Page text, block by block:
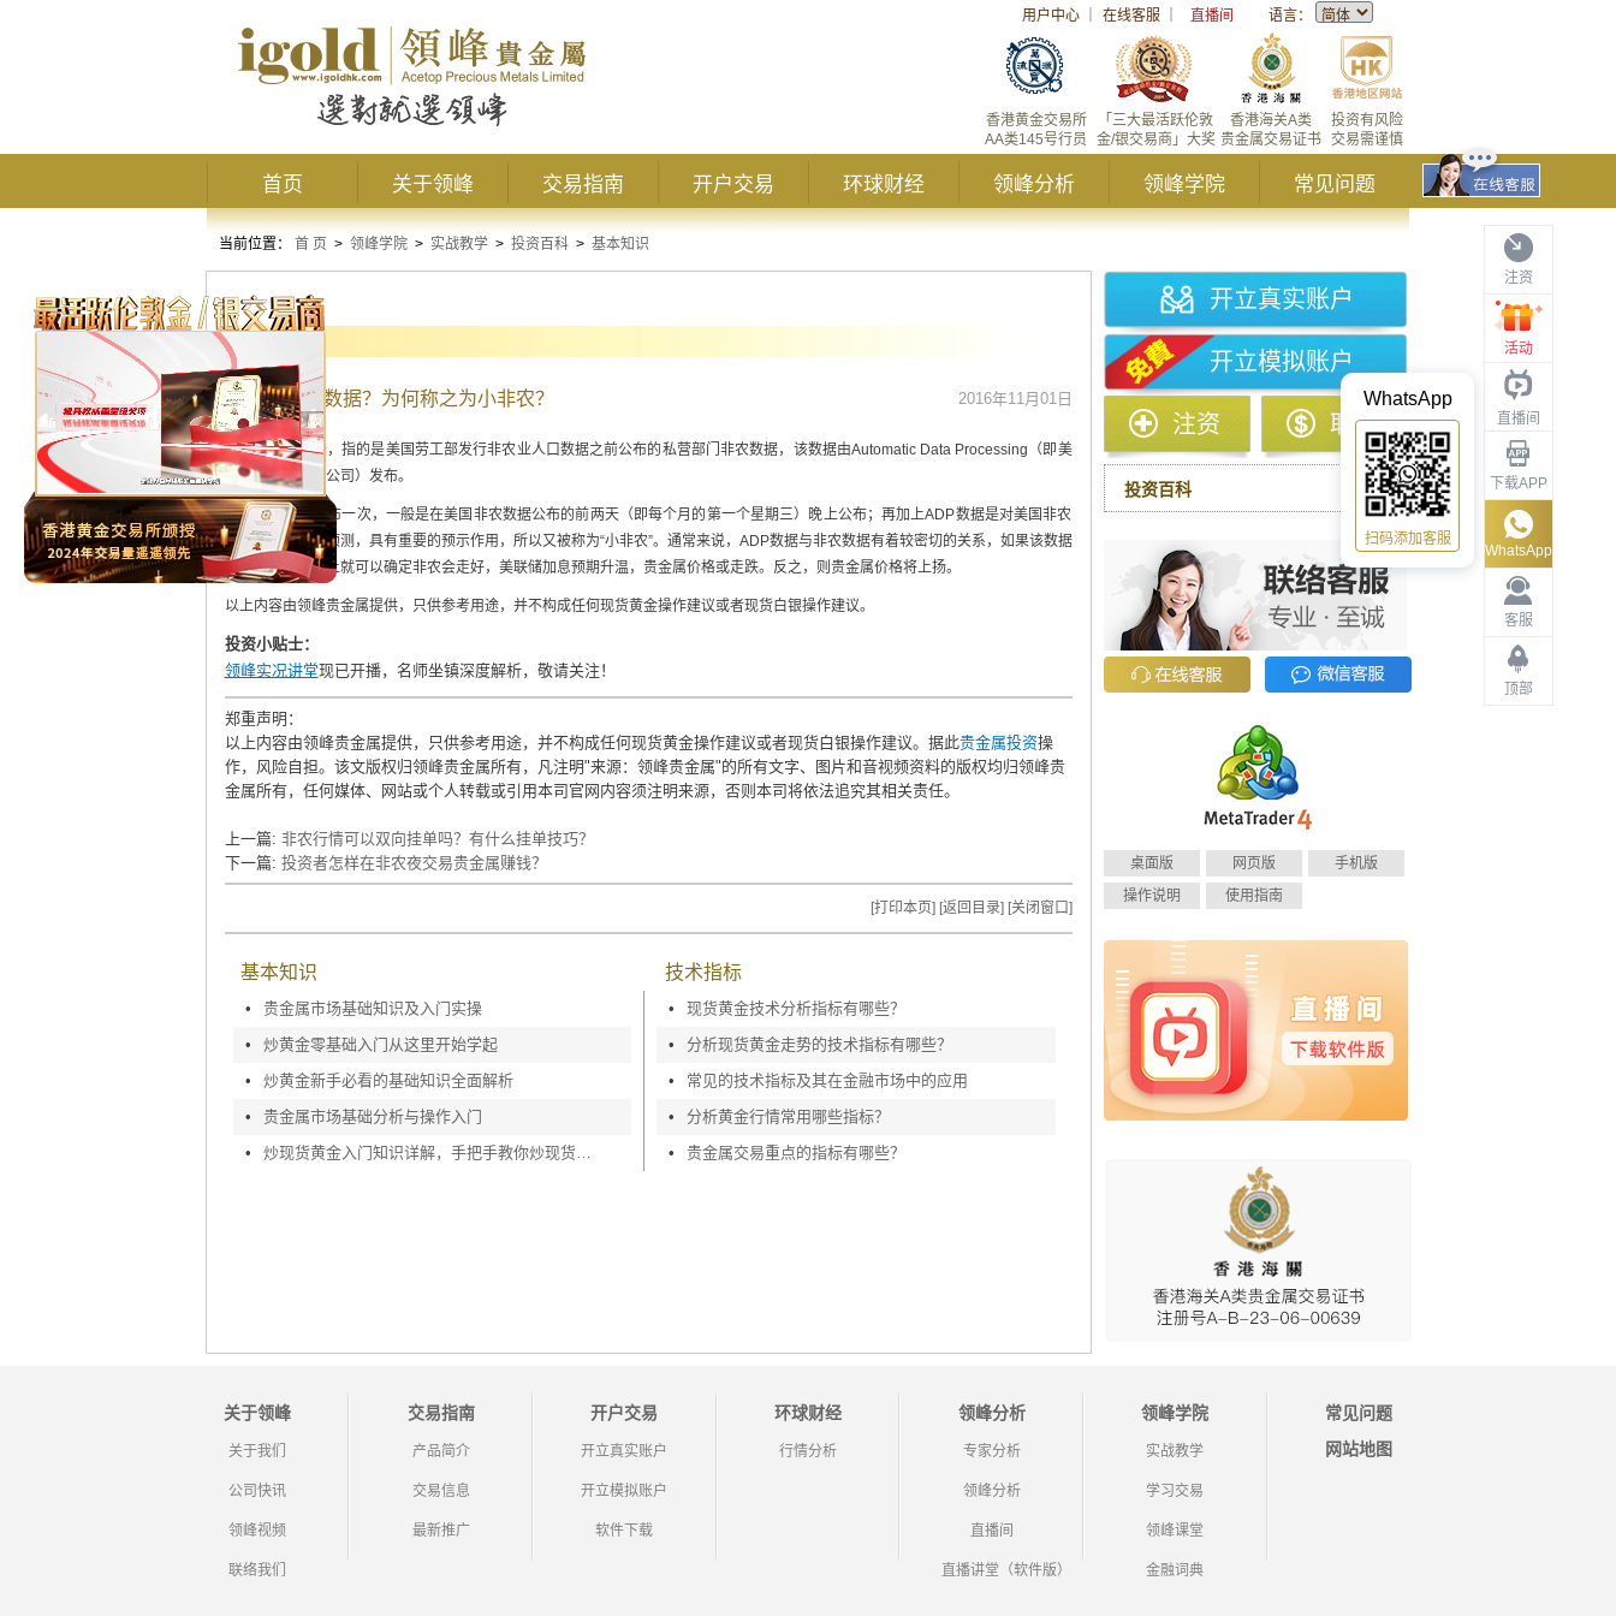
用户中心 在线客服 直播间 语言：
投资有风险
交易需谨慎
香港海关A类
贵金属交易证书
「三大最活跃伦敦
金/银交易商」大奖
香港黄金交易所
AA类145号行员
首页 关于领峰 交易指南 开户交易 环球财经 领峰分析 领峰学院 常见问题
注资
活动
直播间
下载APP
客服
顶部
WhatsApp
WhatsApp
扫码添加客服
当前位置： 首 页 > 领峰学院 > 实战教学 > 投资百科 > 基本知识
基本知识
什么是ADP数据？为何称之为小非农？ 2016年11月01日
所谓的ADP数据，指的是美国劳工部发行非农业人口数据之前公布的私营部门非农数据，该数据由Automatic Data Processing（即美
国自动数据处理公司）发布。
ADP数据每月公布一次，一般是在美国非农数据公布的前两天（即每个月的第一个星期三）晚上公布；再加上ADP数据是对美国非农
就业人口的提前预测，具有重要的预示作用，所以又被称为“小非农”。通常来说，ADP数据与非农数据有着较密切的关系，如果该数据
好，投资者基本上就可以确定非农会走好，美联储加息预期升温，贵金属价格或走跌。反之，则贵金属价格将上扬。
以上内容由领峰贵金属提供，只供参考用途，并不构成任何现货黄金操作建议或者现货白银操作建议。
投资小贴士：
领峰实况讲堂现已开播，名师坐镇深度解析，敬请关注！
郑重声明：
以上内容由领峰贵金属提供，只供参考用途，并不构成任何现货黄金操作建议或者现货白银操作建议。据此贵金属投资操
作，风险自担。该文版权归领峰贵金属所有，凡注明"来源：领峰贵金属"的所有文字、图片和音视频资料的版权均归领峰贵
金属所有，任何媒体、网站或个人转载或引用本司官网内容须注明来源，否则本司将依法追究其相关责任。
上一篇: 非农行情可以双向挂单吗？有什么挂单技巧？
下一篇: 投资者怎样在非农夜交易贵金属赚钱？
[打印本页] [返回目录] [关闭窗口]
基本知识
•
贵金属市场基础知识及入门实操
•
炒黄金零基础入门从这里开始学起
•
炒黄金新手必看的基础知识全面解析
•
贵金属市场基础分析与操作入门
•
炒现货黄金入门知识详解，手把手教你炒现货黄金
技术指标
•
现货黄金技术分析指标有哪些？
•
分析现货黄金走势的技术指标有哪些？
•
常见的技术指标及其在金融市场中的应用
•
分析黄金行情常用哪些指标？
•
贵金属交易重点的指标有哪些？
开立真实账户
开立模拟账户
注资 取款
投资百科
桌面版 网页版
手机版
操作说明
使用指南
关于领峰
关于我们
公司快讯
领峰视频
联络我们
交易指南
产品简介
交易信息
最新推广
开户交易
开立真实账户
开立模拟账户
软件下载
环球财经
行情分析
领峰分析
专家分析
领峰分析
直播间
直播讲堂（软件版）
领峰学院
实战教学
学习交易
领峰课堂
金融词典
常见问题
网站地图